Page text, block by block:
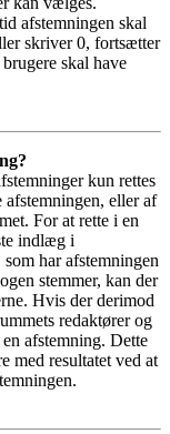
afstemningen skal
skriver 0, fortsætter
skal have
kun rettes
afstemningen, eller af
For at rette i en
indlæg i
har afstemningen
stemmer, kan der
Hvis der derimod
redaktører og
afstemning. Dette
med resultatet ved at